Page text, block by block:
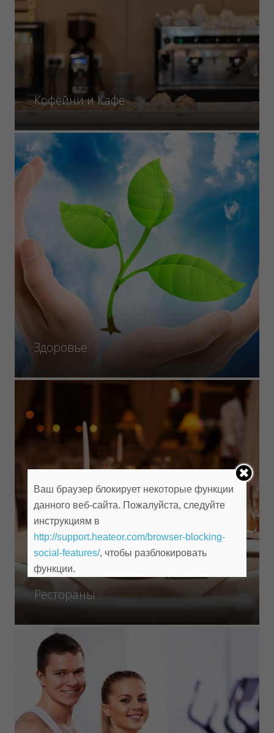
Кофейни и Кафе
Здоровье
Рестораны
Ваш браузер блокирует некоторые функции
данного веб-сайта. Пожалуйста, следуйте
инструкциям в
http://support.heateor.com/browser-blocking-
social-features/, чтобы разблокировать
функции.